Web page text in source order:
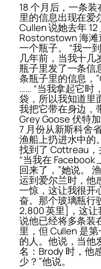
18 个月后，一条
里的信息出现在爱
Cullen 说她去年
Rostonstown 海
一个瓶子。 “我一
几年前，当我十几
瓶子里发了一条信
条瓶子里的信息，
…… “当我拿起它时
袋，所以我知道里
我把它带在身边，
Grey Goose 伏特
7 月份从新斯科舍
渔船上扔进水中的
找到了 Cottreau，
“当我在 Facebook
回来了，”她说。
运到爱尔兰时，他
一惊，这让我很开
奋。那个玻璃瓶行
2,800 英里]，这让
说他已经将多条装
里，但 Cullen 是
的人。他说，当他
名：Brody 时，他
少？”他说。